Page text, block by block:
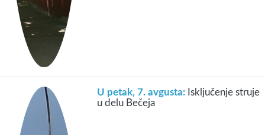
U petak, 7. avgusta: Isključenje struje
u delu Bečeja